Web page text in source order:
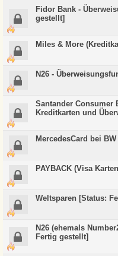
Fidor Bank -
gestellt]
Miles & More
N26 -
Santander Consumer
Kreditkarten und
MercedesCard bei
PAYBACK (Visa
Weltsparen [Status:
N26 (ehemals
Fertig gestellt]